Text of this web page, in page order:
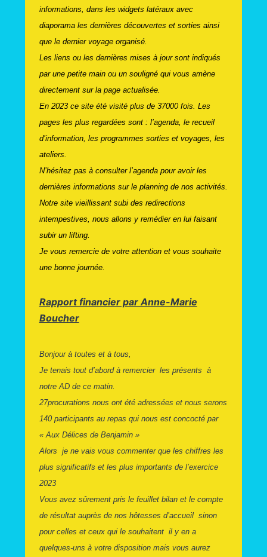
informations, dans les widgets latéraux avec
diaporama les dernières découvertes et sorties ainsi
que le dernier voyage organisé.
Les liens ou les dernières mises à jour sont indiqués
par une petite main ou un souligné qui vous amène
directement sur la page actualisée.
En 2023 ce site été visité plus de 37000 fois. Les
pages les plus regardées sont : l’agenda, le recueil
d’information, les programmes sorties et voyages, les
ateliers.
N’hésitez pas à consulter l’agenda pour avoir les
dernières informations sur le planning de nos activités.
Notre site vieillissant subi des redirections
intempestives, nous allons y remédier en lui faisant
subir un lifting.
Je vous remercie de votre attention et vous souhaite
une bonne journée.
Rapport financier par Anne-Marie
Boucher
Bonjour à toutes et à tous,
Je tenais tout d’abord à remercier les présents à
notre AD de ce matin.
27procurations nous ont été adressées et nous serons
140 participants au repas qui nous est concocté par
« Aux Délices de Benjamin »
Alors je ne vais vous commenter que les chiffres les
plus significatifs et les plus importants de l’exercice
2023
Vous avez sûrement pris le feuillet bilan et le compte
de résultat auprès de nos hôtesses d’accueil sinon
pour celles et ceux qui le souhaitent il y en a
quelques-uns à votre disposition mais vous aurez